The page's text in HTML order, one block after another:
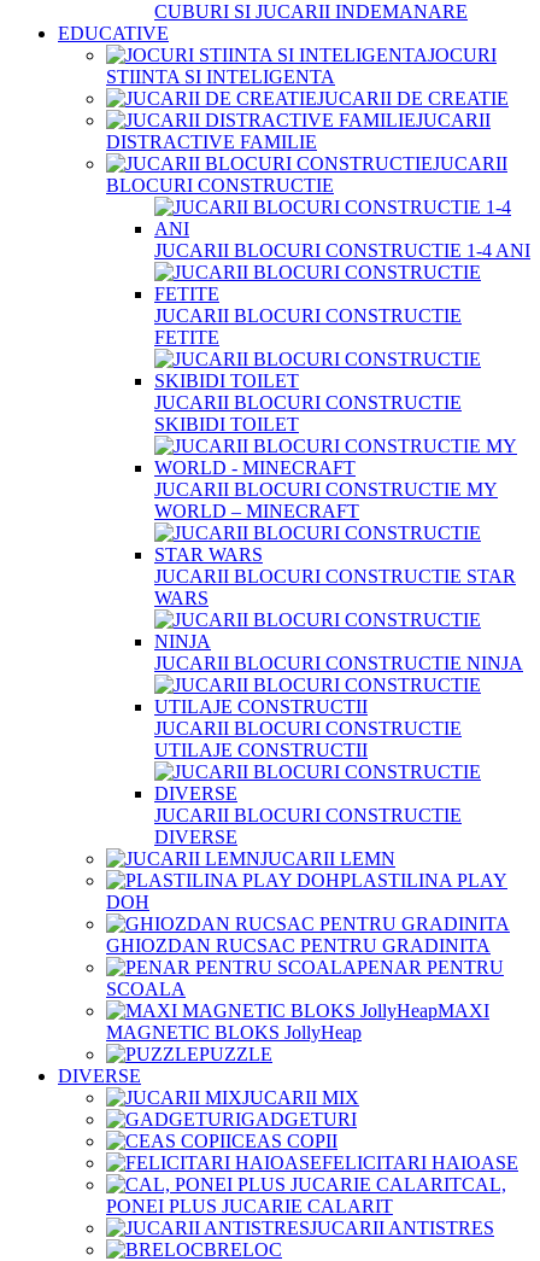
CUBURI SI JUCARII INDEMANARE
EDUCATIVE
JOCURI
STIINTA SI INTELIGENTA
JUCARII DE CREATIE
JUCARII
DISTRACTIVE FAMILIE
JUCARII
BLOCURI CONSTRUCTIE
JUCARII BLOCURI CONSTRUCTIE 1-4 ANI
JUCARII BLOCURI CONSTRUCTIE
FETITE
JUCARII BLOCURI CONSTRUCTIE
SKIBIDI TOILET
JUCARII BLOCURI CONSTRUCTIE MY
WORLD – MINECRAFT
JUCARII BLOCURI CONSTRUCTIE STAR
WARS
JUCARII BLOCURI CONSTRUCTIE NINJA
JUCARII BLOCURI CONSTRUCTIE
UTILAJE CONSTRUCTII
JUCARII BLOCURI CONSTRUCTIE
DIVERSE
JUCARII LEMN
PLASTILINA PLAY
DOH
GHIOZDAN RUCSAC PENTRU GRADINITA
PENAR PENTRU
SCOALA
MAXI
MAGNETIC BLOKS JollyHeap
PUZZLE
DIVERSE
JUCARII MIX
GADGETURI
CEAS COPII
FELICITARI HAIOASE
CAL,
PONEI PLUS JUCARIE CALARIT
JUCARII ANTISTRES
BRELOC